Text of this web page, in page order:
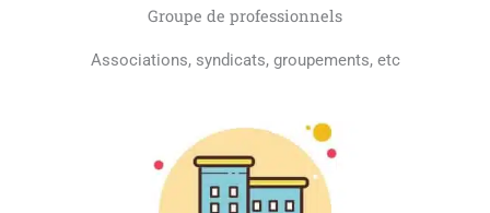
Groupe de professionnels
Associations, syndicats, groupements, etc